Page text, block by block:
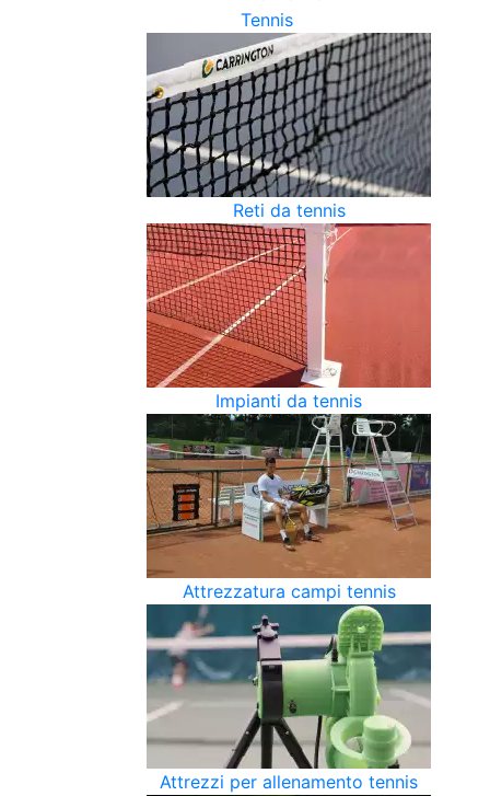
Tennis
Reti da tennis
Impianti da tennis
Attrezzatura campi tennis
Attrezzi per allenamento tennis